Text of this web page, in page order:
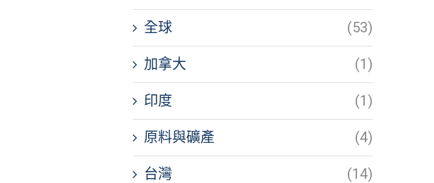
全球 (53)
加拿大 (1)
印度 (1)
原料與礦產 (4)
台灣 (14)